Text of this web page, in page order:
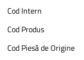
Mai
multe
informatii
Cod Intern
Cod Produs
Cod Piesă de Origine